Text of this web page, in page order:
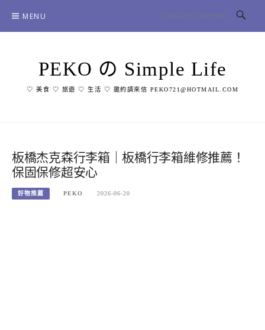
content
MENU
PEKO の Simple Life
♡ 美食 ♡ 旅遊 ♡ 生活 ♡ 邀約請來信 PEKO721@HOTMAIL.COM
板橋杰克森行李箱｜板橋行李箱維修推薦！
保固保修超安心
好物推薦 PEKO 2026-06-20